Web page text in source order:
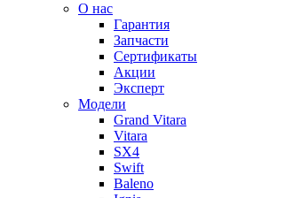
О нас
Гарантия
Запчасти
Сертификаты
Акции
Эксперт
Модели
Grand Vitara
Vitara
SX4
Swift
Baleno